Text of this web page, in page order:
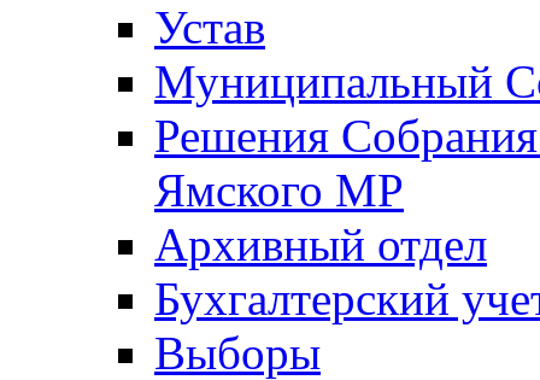
Устав
Муниципальный
Решения
Ямского МР
Архивный отдел
Бухгалтерский
Выборы